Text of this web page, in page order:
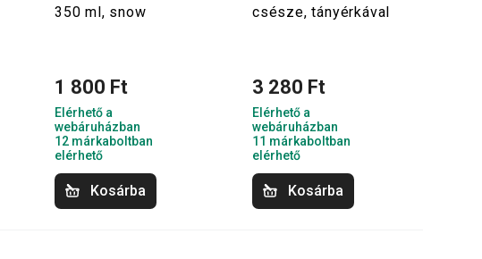
350 ml, snow
1 800 Ft
Elérhető a
webáruházban
12 márkaboltban
elérhető
Kosárba
csésze, tányérkával
3 280 Ft
Elérhető a
webáruházban
11 márkaboltban
elérhető
Kosárba